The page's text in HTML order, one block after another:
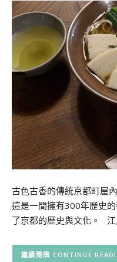
古色古香的傳統京都町屋
這是一間擁有300年歷史
了京都的歷史與文化。
CONTINUE